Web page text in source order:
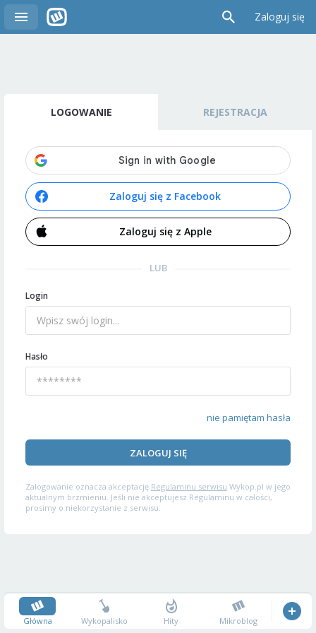
Zaloguj się
LOGOWANIE REJESTRACJA
Zaloguj się z Facebook
Zaloguj się z Apple
LUB
Login
Hasło
nie pamiętam hasła
ZALOGUJ SIĘ
Zalogowanie oznacza akceptację Regulaminu serwisu Wykop.pl w jego
aktualnym brzmieniu. Jeśli nie akceptujesz Regulaminu w całości,
prosimy o niekorzystanie z serwisu.
Główna Wykopalisko Hity Mikroblog